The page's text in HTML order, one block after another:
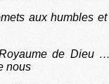
aux humbles
de Dieu
nous